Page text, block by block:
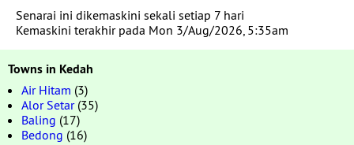
Senarai ini dikemaskini sekali setiap 7 hari
Kemaskini terakhir pada Mon 3/Aug/2026, 5:35am
Towns in Kedah
Air Hitam (3)
Alor Setar(35)
Baling (17)
Bedong (16)